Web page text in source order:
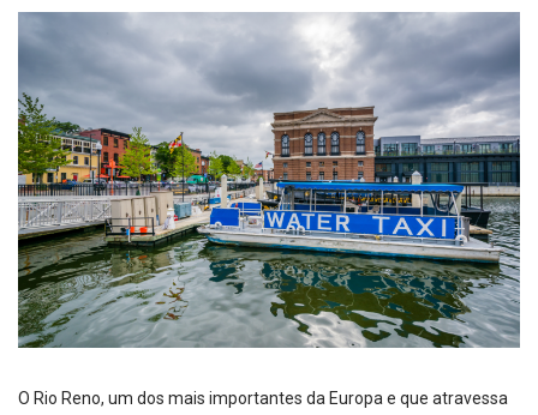
O Rio Reno, um dos mais importantes da Europa e que atravessa